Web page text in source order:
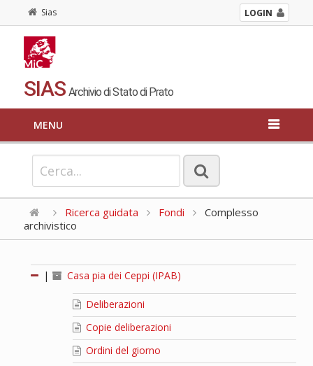
Sias LOGIN
SIAS Archivio di Stato di Prato
MENU
Ricerca guidata Fondi
Complesso
archivistico
| Casa pia dei Ceppi (IPAB)
Deliberazioni
Copie deliberazioni
Ordini del giorno